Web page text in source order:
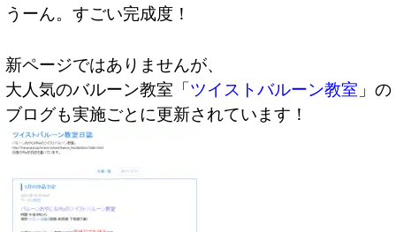
うーん。すごい完成度！
新ページではありませんが、
大人気のバルーン教室「ツイストバルーン教室 」の
ブログも実施ごとに更新されています！